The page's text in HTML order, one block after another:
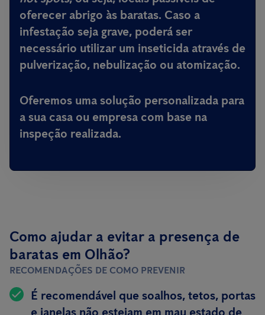
oferecer abrigo às baratas. Caso a
infestação seja grave, poderá ser
necessário utilizar um inseticida através de
pulverização, nebulização ou atomização.
Oferemos uma solução personalizada para
a sua casa ou empresa com base na
inspeção realizada.
Como ajudar a evitar a presença de
baratas em Olhão?
RECOMENDAÇÕES DE COMO PREVENIR
É recomendável que soalhos, tetos, portas
e janelas não estejam em mau estado de